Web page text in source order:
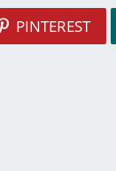
PINTEREST